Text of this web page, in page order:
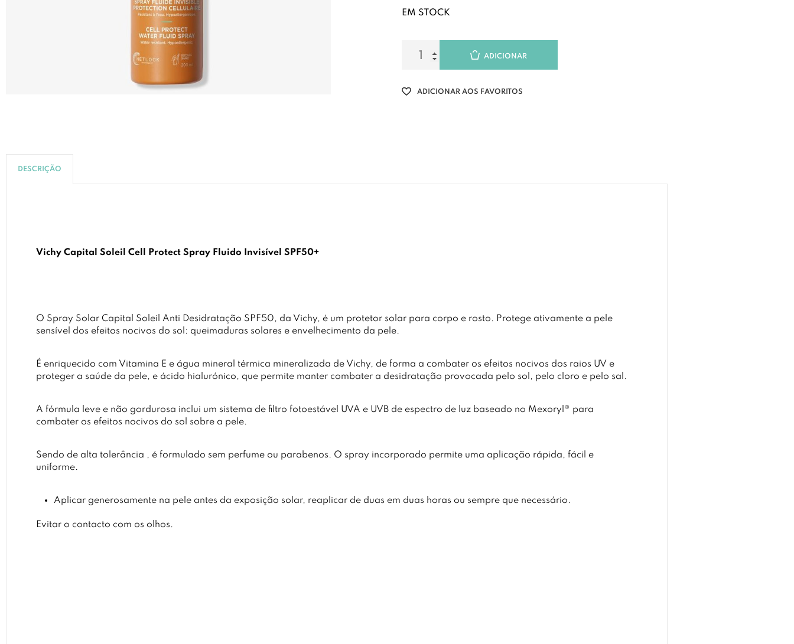
EM STOCK
ADICIONAR
ADICIONAR AOS FAVORITOS
DESCRIÇÃO
Vichy Capital Soleil Cell Protect Spray Fluido Invisível SPF50+
O Spray Solar Capital Soleil Anti Desidratação SPF50, da Vichy, é um protetor solar para corpo e rosto. Protege ativamente a pele
sensível dos efeitos nocivos do sol: queimaduras solares e envelhecimento da pele.
É enriquecido com Vitamina E e água mineral térmica mineralizada de Vichy, de forma a combater os efeitos nocivos dos raios UV e
proteger a saúde da pele, e ácido hialurónico, que permite manter combater a desidratação provocada pelo sol, pelo cloro e pelo sal.
A fórmula leve e não gordurosa inclui um sistema de filtro fotoestável UVA e UVB de espectro de luz baseado no Mexoryl® para
combater os efeitos nocivos do sol sobre a pele.
Sendo de alta tolerância , é formulado sem perfume ou parabenos. O spray incorporado permite uma aplicação rápida, fácil e
uniforme.
Aplicar generosamente na pele antes da exposição solar, reaplicar de duas em duas horas ou sempre que necessário.
Evitar o contacto com os olhos.